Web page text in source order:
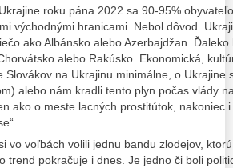
roku pána 2022 sa 90-95%
východnými hranicami. Nebol dôvod.
ako Albánsko alebo Azerbajdžan.
alebo Rakúsko. Ekonomická,
Slovákov na Ukrajinu minimálne, o Ukrajine
alebo nám kradli tento plyn počas vlády
ako o meste lacných prostitútok, nakoniec
vo voľbách volili jednu bandu zlodejov,
trend pokračuje i dnes. Je jedno či boli